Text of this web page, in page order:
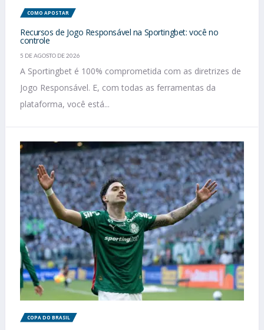
COMO APOSTAR
Recursos de Jogo Responsável na Sportingbet: você no
controle
5 DE AGOSTO DE 2026
A Sportingbet é 100% comprometida com as diretrizes de
Jogo Responsável. E, com todas as ferramentas da
plataforma, você está...
COPA DO BRASIL